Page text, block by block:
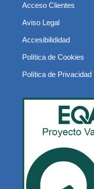
Acceso Clientes
Aviso Legal
Accesibilididad
Política de Cookies
Política de Privacidad